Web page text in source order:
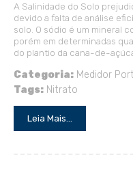
A Salinidade do Solo
devido a falta de análise
solo. O sódio é um mineral
porém em determinadas
do plantio da cana-de-
Categoria: Medidor
Tags: Nitrato
Leia Mais...